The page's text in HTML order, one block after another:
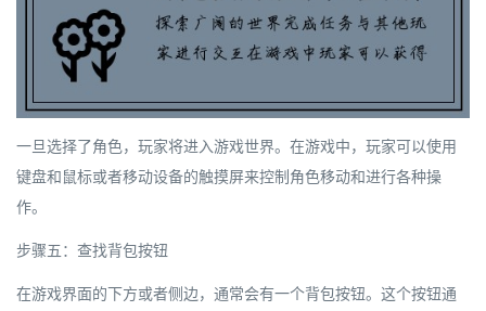
一旦选择了角色，玩家将进入游戏世界。在游戏中，玩家可以使用
键盘和鼠标或者移动设备的触摸屏来控制角色移动和进行各种操
作。
步骤五：查找背包按钮
在游戏界面的下方或者侧边，通常会有一个背包按钮。这个按钮通